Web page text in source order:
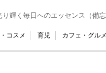
り輝く毎日へのエッセンス（備忘
コスメ 育児 カフェ・グルメ